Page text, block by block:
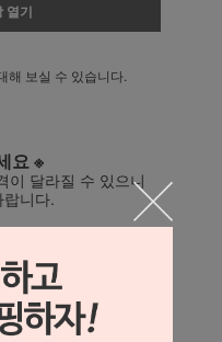
열기
해 보실 수 있습니다.
요 ※
이 달라질 수 있으니
니다.